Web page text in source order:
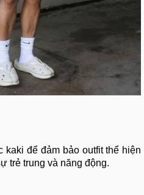
để đảm bảo outfit thể hiện
trẻ trung và năng động.